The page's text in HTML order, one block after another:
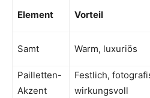
Element Vorteil
Samt Warm, luxuriös
Pailletten-
Akzent
Festlich,
wirkungsvoll